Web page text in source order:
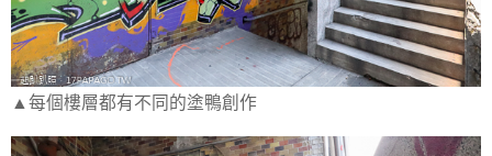
▲每個樓層都有不同的塗鴨創作